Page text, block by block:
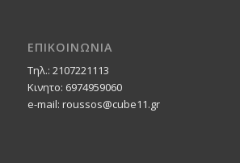
ΕΠΙΚΟΙΝΩΝΙΑ
Τηλ.: 2107221113
Κινητο: 6974959060
e-mail: roussos@cube11.gr